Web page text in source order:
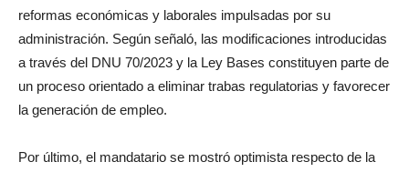
reformas económicas y laborales impulsadas por su
administración. Según señaló, las modificaciones introducidas
a través del DNU 70/2023 y la Ley Bases constituyen parte de
un proceso orientado a eliminar trabas regulatorias y favorecer
la generación de empleo.
Por último, el mandatario se mostró optimista respecto de la